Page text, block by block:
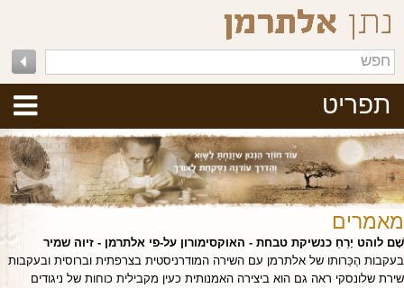
תפריט
מאמרים
שָׁם לוהט יָרֵחַ כנשיקת טבחת - האוקסימורון על-פי אלתרמן - זיוה שמיר
בעקבות הֶכֵּרותו של אלתרמן עם השירה המודרניסטית בצרפתית וברוסית ובעקבות
שירת שלונסקי ראה גם הוא ביצירה האמנותית כעין מקבילית כוחות של ניגודים